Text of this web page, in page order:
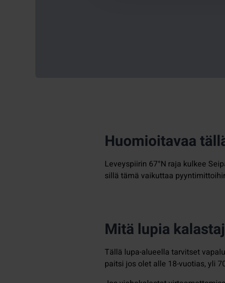
Huomioitavaa
Leveyspiirin 67°N raja kulkee
sillä tämä vaikuttaa
Mitä lupia
Tällä lupa-alueella tarvitset
paitsi jos olet alle 18-vuotias, yli